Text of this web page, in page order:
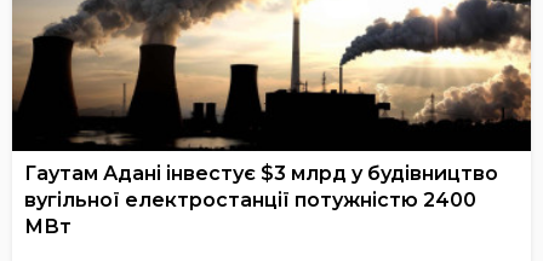
Гаутам Адані інвестує $3 млрд у будівництво
вугільної електростанції потужністю 2400
МВт